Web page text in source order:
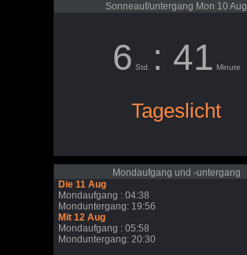
Sonneauf/untergang Mon 10 Aug
6 Std. : 41 Minute
Tageslicht
Mondaufgang und -untergang
Die 11 Aug
Mondaufgang : 04:38
Monduntergang: 19:56
Mit 12 Aug
Mondaufgang : 05:58
Monduntergang: 20:30